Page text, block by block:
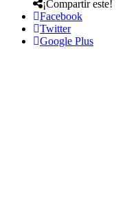
¡Compartir este!
Facebook
Twitter
Google Plus